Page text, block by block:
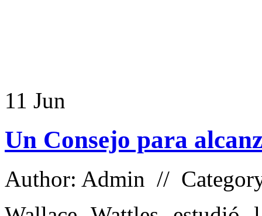
11 Jun
Un Consejo para
Author: Admin //